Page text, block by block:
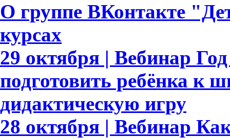
О группе ВКонтакте
курсах
29 октября | Вебинар
подготовить ребёнка к
дидактическую игру
28 октября | Вебинар